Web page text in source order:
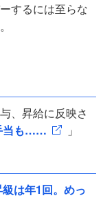
するには至らな
、昇給に反映さ
当も……
」
は年1回。めっ